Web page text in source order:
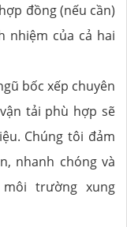
đồng (nếu cần)
nhiệm của cả hai
bốc xếp chuyên
tải phù hợp sẽ
Chúng tôi đảm
nhanh chóng và
trường xung